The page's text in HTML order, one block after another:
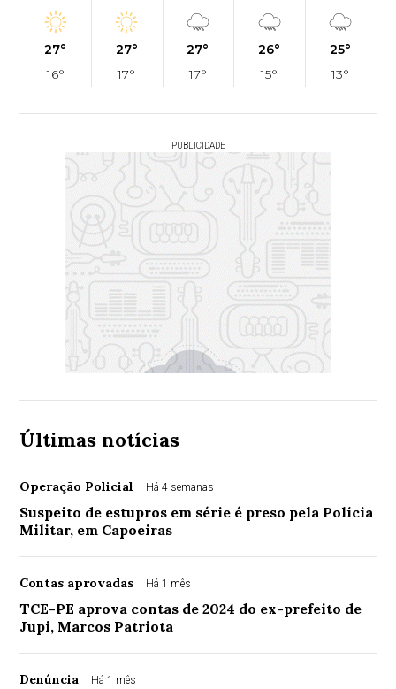
27°
16°
27°
17°
27°
17°
26°
15°
25°
13°
PUBLICIDADE
Últimas notícias
Operação Policial Há 4 semanas
Suspeito de estupros em série é preso pela Polícia
Militar, em Capoeiras
Contas aprovadas Há 1 mês
TCE-PE aprova contas de 2024 do ex-prefeito de
Jupi, Marcos Patriota
Denúncia Há 1 mês